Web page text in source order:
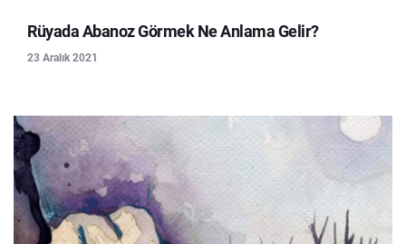
Rüyada Abanoz Görmek Ne Anlama Gelir?
23 Aralık 2021